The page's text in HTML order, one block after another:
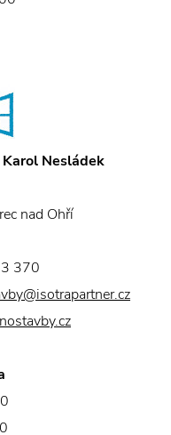
Nesládek
nad Ohří
370